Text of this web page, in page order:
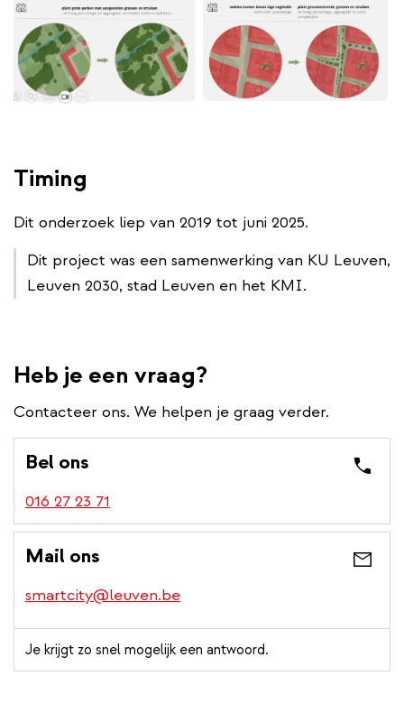
Timing
Dit onderzoek liep van 2019 tot juni 2025.
Dit project was een samenwerking van KU Leuven,
Leuven 2030, stad Leuven en het KMI.
Heb je een vraag?
Contacteer ons. We helpen je graag verder.
Bel ons
016 27 23 71
Mail ons
smartcity@leuven.be
Je krijgt zo snel mogelijk een antwoord.